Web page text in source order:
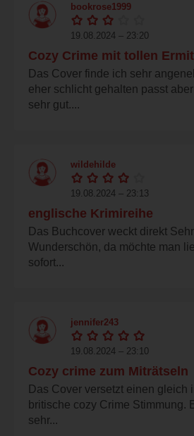
bookrose1999
19.08.2024 – 23:20
Cozy Crime mit tollen
Das Cover finde ich sehr
eher schlicht gehalten passt
sehr gut....
wildehilde
19.08.2024 – 23:13
englische Krimireihe
Das Buchcover weckt direkt
Wunderschön, da möchte man
sofort...
jennifer243
19.08.2024 – 23:10
Cozy crime zum Miträtseln
Das Cover versetzt einen gleich
britische cozy Crime Stimmung.
sehr...